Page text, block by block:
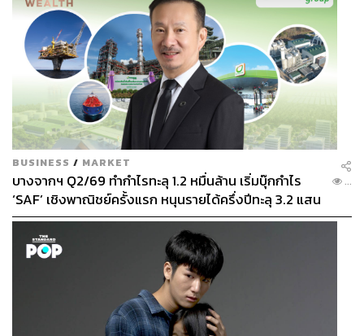
BUSINESS / MARKET
บางจากฯ Q2/69 ทำกำไรทะลุ 1.2 หมื่นล้าน เริ่มบุ๊กกำไร
‘SAF’ เชิงพาณิชย์ครั้งแรก หนุนรายได้ครึ่งปีทะลุ 3.2 แสน
ล้าน
...